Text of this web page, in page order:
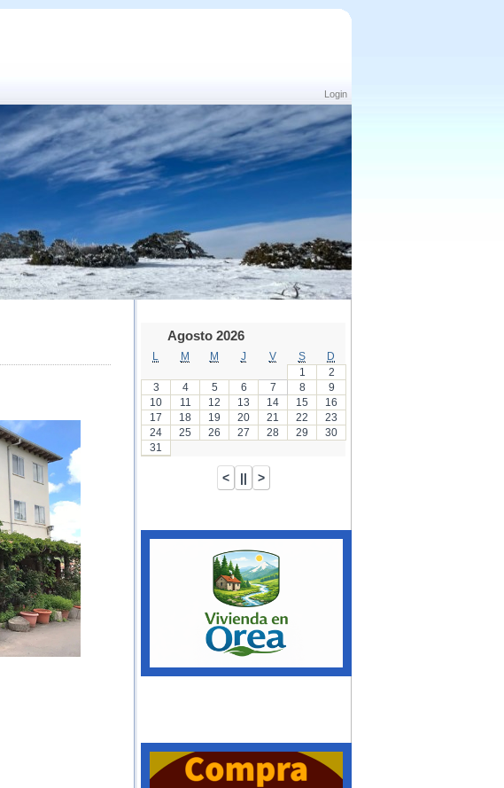
Login
Agosto 2026
M M J V S
D
1
2
3
4 5 6 7 8
9
10
11 12 13 14 15
16
17
18 19 20 21 22
23
24
25 26 27 28 29
30
31